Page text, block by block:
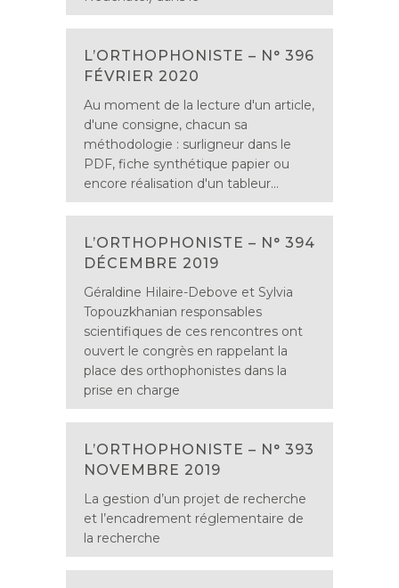
L’ORTHOPHONISTE – N° 396
FÉVRIER 2020
Au moment de la lecture d'un article,
d'une consigne, chacun sa
méthodologie : surligneur dans le
PDF, fiche synthétique papier ou
encore réalisation d'un tableur...
L’ORTHOPHONISTE – N° 394
DÉCEMBRE 2019
Géraldine Hilaire-Debove et Sylvia
Topouzkhanian responsables
scientifiques de ces rencontres ont
ouvert le congrès en rappelant la
place des orthophonistes dans la
prise en charge
L’ORTHOPHONISTE – N° 393
NOVEMBRE 2019
La gestion d’un projet de recherche
et l’encadrement réglementaire de
la recherche